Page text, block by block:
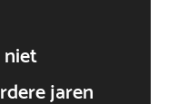
niet
jaren